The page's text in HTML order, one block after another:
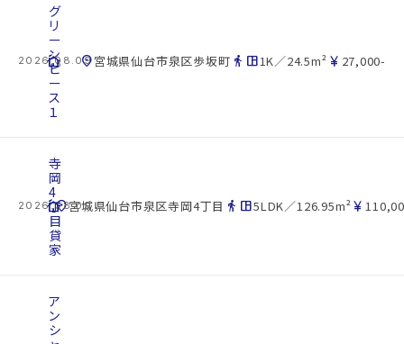
2026.08.09
cottage
グ
リ
ー
ン
ピ
ー
ス
１
location_on宮城県仙台市泉区歩坂町 directions_walk space_dashboard1K／24.5m² currency_yen 27,000-
2026.08.09
cottage
寺
岡
4
丁
目
貸
家
location_on宮城県仙台市泉区寺岡4丁目 directions_walk space_dashboard5LDK／126.95m²currency_yen
ア
ン
シ